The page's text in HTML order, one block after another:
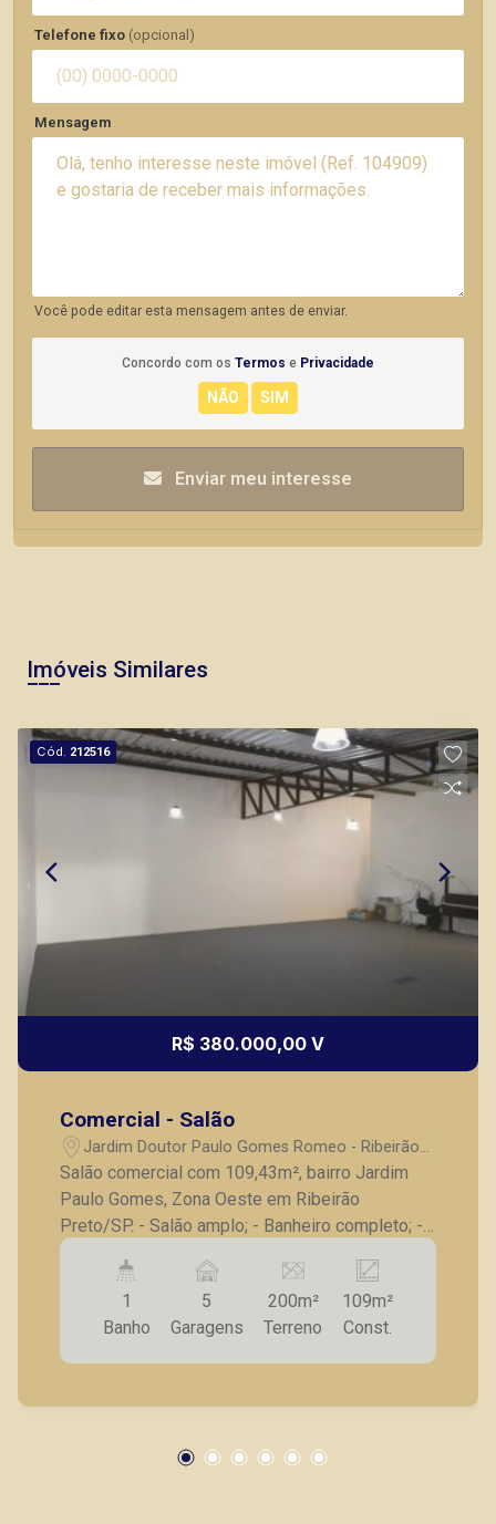
Telefone fixo (opcional)
Mensagem
Você pode editar esta mensagem antes de enviar.
Concordo com os Termos e Privacidade
Enviar meu interesse
Imóveis Similares
Cód. 212516
R$ 380.000,00 V
Comercial - Salão
Jardim Doutor Paulo Gomes Romeo - Ribeirão
Preto/SP
Salão comercial com 109,43m², bairro Jardim
Paulo Gomes, Zona Oeste em Ribeirão
Preto/SP. - Salão amplo; - Banheiro completo; -
Escritório com ar condicionado; - 05 vagas de
garagem; - Fica há 4,2 Km da USP. Seja para
vender, alugar ou adquirir seu imóvel entre em
contato com a Piramid Imóveis, a sua imobiliária
em Ribeirão Preto.
1
Banho
5
Garagens
200m²
Terreno
109m²
Const.